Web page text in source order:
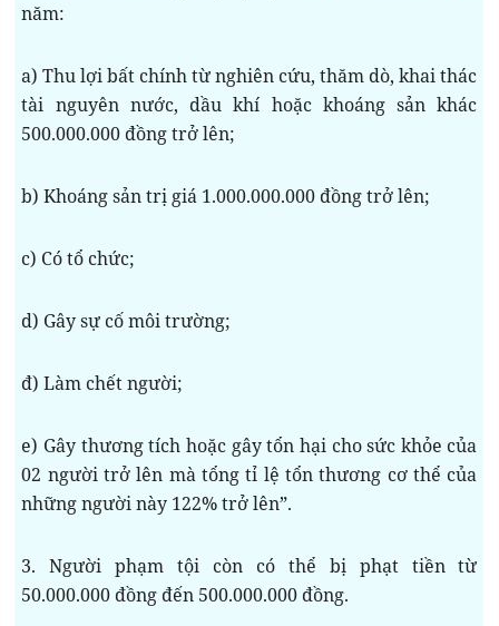
năm:
a) Thu lợi bất chính từ nghiên cứu, thăm dò, khai thác
tài nguyên nước, dầu khí hoặc khoáng sản khác
500.000.000 đồng trở lên;
b) Khoáng sản trị giá 1.000.000.000 đồng trở lên;
c) Có tổ chức;
d) Gây sự cố môi trường;
đ) Làm chết người;
e) Gây thương tích hoặc gây tổn hại cho sức khỏe của
02 người trở lên mà tổng tỉ lệ tổn thương cơ thể của
những người này 122% trở lên”.
3. Người phạm tội còn có thể bị phạt tiền từ
50.000.000 đồng đến 500.000.000 đồng.